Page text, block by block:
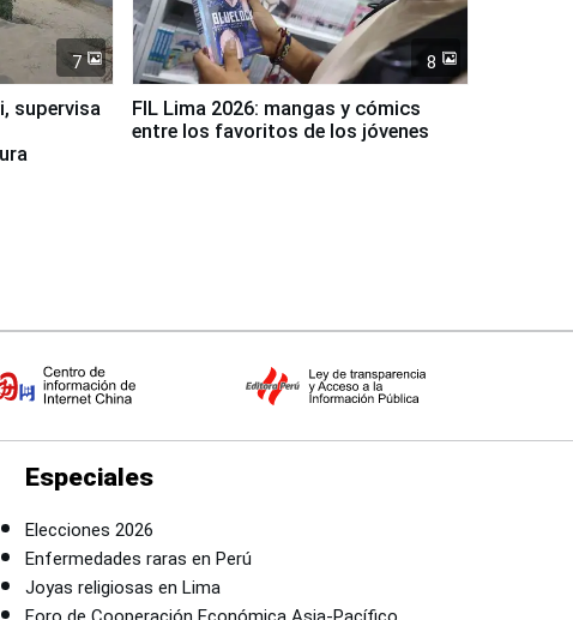
7
supervisa
8
FIL Lima 2026: mangas y cómics
entre los favoritos de los jóvenes
Especiales
Elecciones 2026
Enfermedades raras en Perú
Joyas religiosas en Lima